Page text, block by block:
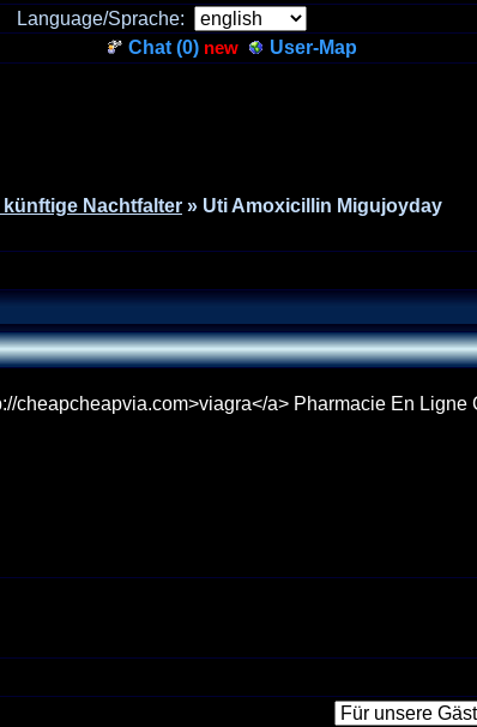
Language/Sprache:
Chat (0) new User-Map
künftige Nachtfalter » Uti Amoxicillin Migujoyday
cheapcheapvia.com>viagra</a> Pharmacie En